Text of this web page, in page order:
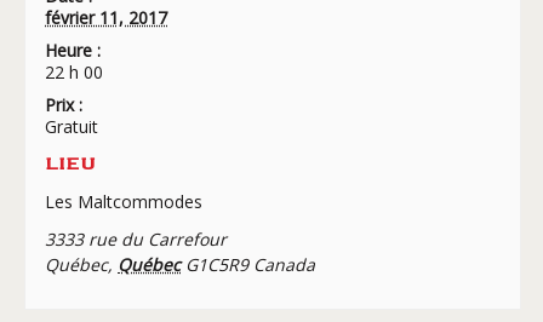
février 11, 2017
Heure :
22 h 00
Prix :
Gratuit
LIEU
Les Maltcommodes
3333 rue du Carrefour
Québec, Québec G1C5R9 Canada